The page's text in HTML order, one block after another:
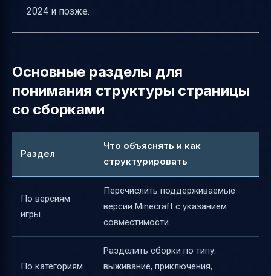
2024 и позже.
Основные разделы для
понимания структуры страницы
со сборками
Раздел
Что объяснять и как
структурировать
По версиям
игры
Перечислить поддерживаемые
версии Minecraft с указанием
совместимости
По категориям
Разделить сборки по типу:
выживание, приключения,